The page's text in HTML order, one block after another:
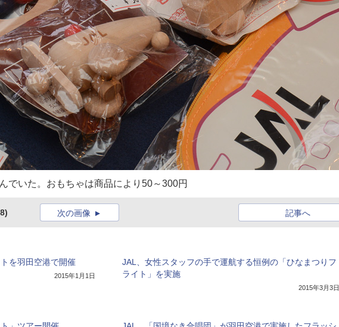
でいた。おもちゃは商品により50～300円
記事へ
次の画像
を羽田空港で開催
2015年1月1日
JAL、女性スタッフの手で運航する恒例の「ひなまつりフ
ライト」を実施
2015年3月3日